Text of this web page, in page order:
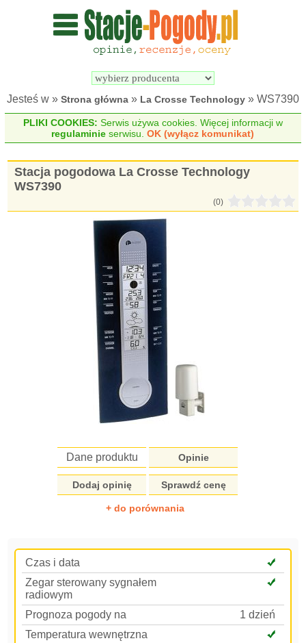
Wyszukiwarka
pogodowych
Jesteś w » Strona główna » La Crosse Technology » WS7390
PLIKI COOKIES: Serwis używa cookies. Więcej informacji w
regulaminie serwisu.OK (wyłącz komunikat)
Stacja pogodowa La Crosse Technology
WS7390
(0)
Dane produktu Opinie
Dodaj opinię Sprawdź cenę
+ do porównania
Czas i data
Zegar sterowany sygnałem
radiowym
Prognoza pogody na
1 dzień
Temperatura wewnętrzna